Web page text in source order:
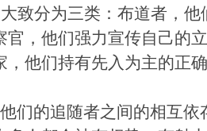
致分为三类：布道者，
官，他们强力宣传自己的
，他们持有先入为主的正
们的追随者之间的相互